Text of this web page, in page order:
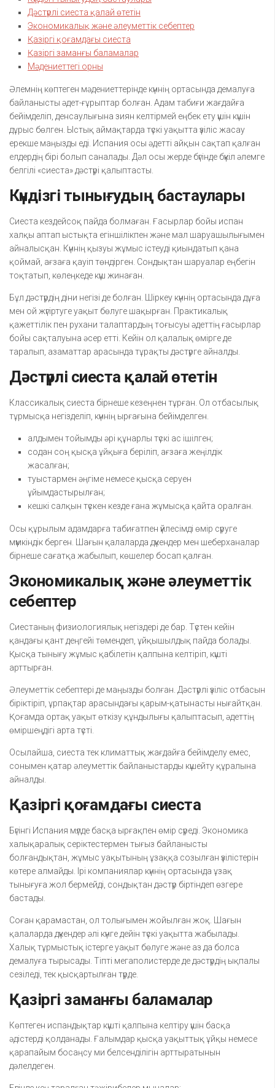
Дәстүрлі сиеста қалай өтетін
Экономикалық және әлеуметтік себептер
Қазіргі қоғамдағы сиеста
Қазіргі заманғы баламалар
Мәдениеттегі орны
Әлемнің көптеген мәдениеттерінде күннің ортасында демалуға
байланысты әдет-ғұрыптар болған. Адам табиғи жағдайға
бейімделіп, денсаулығына зиян келтірмей еңбек ету үшін күшін
дұрыс бөлген. Ыстық аймақтарда түскі уақытта үзіліс жасау
ерекше маңызды еді. Испания осы әдетті айқын сақтап қалған
елдердің бірі болып саналады. Дәл осы жерде бүгінде бүкіл әлемге
белгілі «сиеста» дәстүрі қалыптасты.
Күндізгі тынығудың бастаулары
Сиеста кездейсоқ пайда болмаған. Ғасырлар бойы испан
халқы аптап ыстықта егіншілікпен және мал шаруашылығымен
айналысқан. Күннің қызуы жұмыс істеуді қиындатып қана
қоймай, ағзаға қауіп төндірген. Сондықтан шаруалар еңбегін
тоқтатып, көлеңкеде күш жинаған.
Бұл дәстүрдің діни негізі де болған. Шіркеу күннің ортасында дұға
мен ой жүгіртуге уақыт бөлуге шақырған. Практикалық
қажеттілік пен рухани талаптардың тоғысуы әдеттің ғасырлар
бойы сақталуына әсер етті. Кейін ол қалалық өмірге де
таралып, азаматтар арасында тұрақты дәстүрге айналды.
Дәстүрлі сиеста қалай өтетін
Классикалық сиеста бірнеше кезеңнен тұрған. Ол отбасылық
тұрмысқа негізделіп, күннің ырғағына бейімделген.
алдымен тойымды әрі құнарлы түскі ас ішілген;
содан соң қысқа ұйқыға беріліп, ағзаға жеңілдік
жасалған;
туыстармен әңгіме немесе қысқа серуен
ұйымдастырылған;
кешкі салқын түскен кезде ғана жұмысқа қайта оралған.
Осы құрылым адамдарға табиғатпен үйлесімді өмір сүруге
мүмкіндік берген. Шағын қалаларда дүкендер мен шеберханалар
бірнеше сағатқа жабылып, көшелер босап қалған.
Экономикалық және әлеуметтік
себептер
Сиестаның физиологиялық негіздері де бар. Түстен кейін
қандағы қант деңгейі төмендеп, ұйқышылдық пайда болады.
Қысқа тынығу жұмыс қабілетін қалпына келтіріп, күшті
арттырған.
Әлеуметтік себептері де маңызды болған. Дәстүрлі үзіліс отбасын
біріктіріп, ұрпақтар арасындағы қарым-қатынасты нығайтқан.
Қоғамда ортақ уақыт өткізу құндылығы қалыптасып, әдеттің
өміршеңдігі арта түсті.
Осылайша, сиеста тек климаттық жағдайға бейімделу емес,
сонымен қатар әлеуметтік байланыстарды күшейту құралына
айналды.
Қазіргі қоғамдағы сиеста
Бүгінгі Испания мүлде басқа ырғақпен өмір сүреді. Экономика
халықаралық серіктестермен тығыз байланысты
болғандықтан, жұмыс уақытының ұзаққа созылған үзілістерін
көтере алмайды. Ірі компаниялар күннің ортасында ұзақ
тынығуға жол бермейді, сондықтан дәстүр біртіндеп өзгере
бастады.
Соған қарамастан, ол толығымен жойылған жоқ. Шағын
қалаларда дүкендер әлі күнге дейін түскі уақытта жабылады.
Халық тұрмыстық істерге уақыт бөлуге және аз да болса
демалуға тырысады. Тіпті мегаполистерде де дәстүрдің ықпалы
сезіледі, тек қысқартылған түрде.
Қазіргі заманғы баламалар
Көптеген испандықтар күшті қалпына келтіру үшін басқа
әдістерді қолданады. Ғалымдар қысқа уақыттық ұйқы немесе
қарапайым босаңсу ми белсенділігін арттыратынын
дәлелдеген.